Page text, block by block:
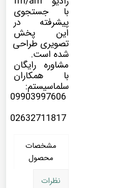
با جستجوی
پیشرفته در
این پخش
تصویری طراحی
شده است.
مشاوره رایگان
با همکاران
سلماسیستم:
09903997606
02632711817
مشخصات
محصول
نظرات